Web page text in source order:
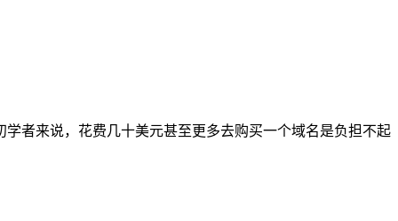
者来说，花费几十美元甚至更多去购买一个域名是负担不起